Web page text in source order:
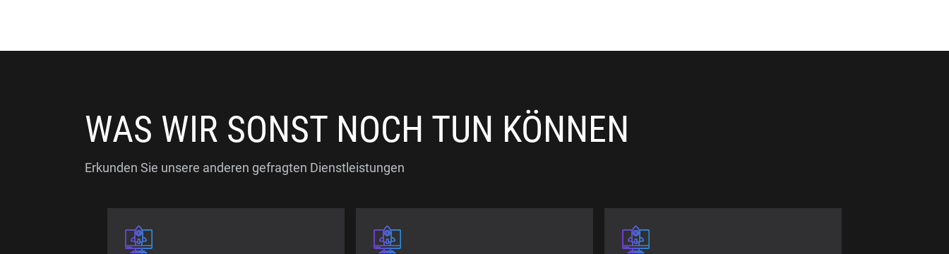
WAS WIR SONST NOCH TUN KÖNNEN
Erkunden Sie unsere anderen gefragten Dienstleistungen